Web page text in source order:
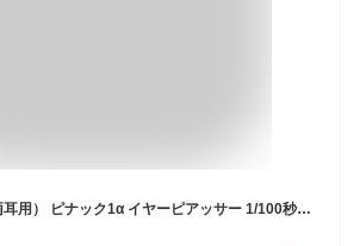
男性メンズにも（両耳用） ピナック1α イヤーピアッサー 1/100秒瞬間ピアッサー PINAC1α（シルバー）